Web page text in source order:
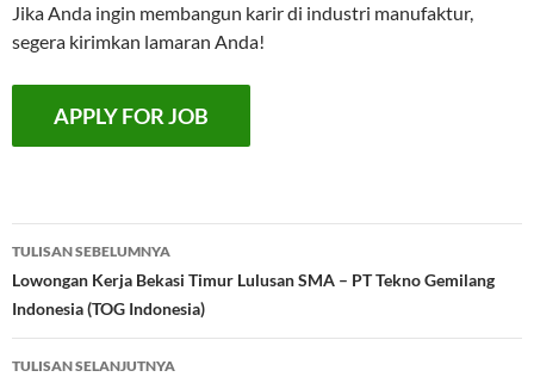
Jika Anda ingin membangun karir di industri manufaktur,
segera kirimkan lamaran Anda!
Navigasi
Tulisan
TULISAN SEBELUMNYA
Lowongan Kerja Bekasi Timur Lulusan SMA – PT Tekno Gemilang
Indonesia (TOG Indonesia)
TULISAN SELANJUTNYA